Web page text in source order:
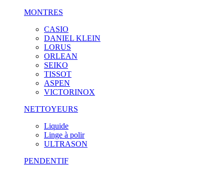
MONTRES
CASIO
DANIEL KLEIN
LORUS
ORLEAN
SEIKO
TISSOT
ASPEN
VICTORINOX
NETTOYEURS
Liquide
Linge à polir
ULTRASON
PENDENTIF